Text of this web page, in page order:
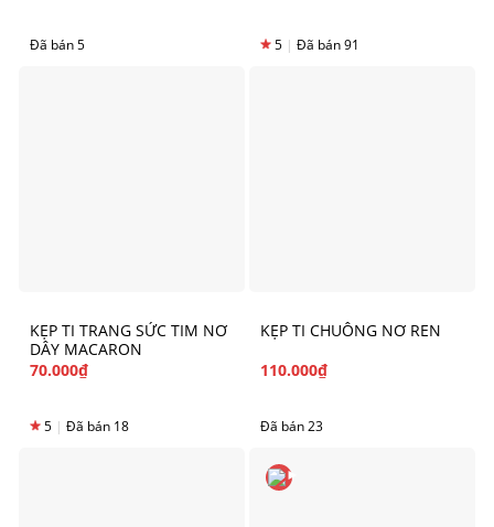
Đã bán 5 5 | Đã bán 91
KẸP TI TRANG SỨC TIM NƠ
DÂY MACARON
70.000₫
5 | Đã bán 18
KẸP TI CHUÔNG NƠ REN
110.000₫
Đã bán 23